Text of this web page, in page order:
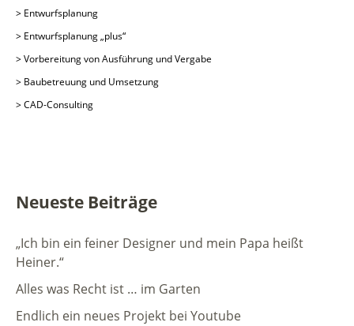
> Entwurfsplanung
> Entwurfsplanung „plus“
> Vorbereitung von Ausführung und Vergabe
> Baubetreuung und Umsetzung
> CAD-Consulting
Neueste Beiträge
„Ich bin ein feiner Designer und mein Papa heißt
Heiner.“
Alles was Recht ist … im Garten
Endlich ein neues Projekt bei Youtube